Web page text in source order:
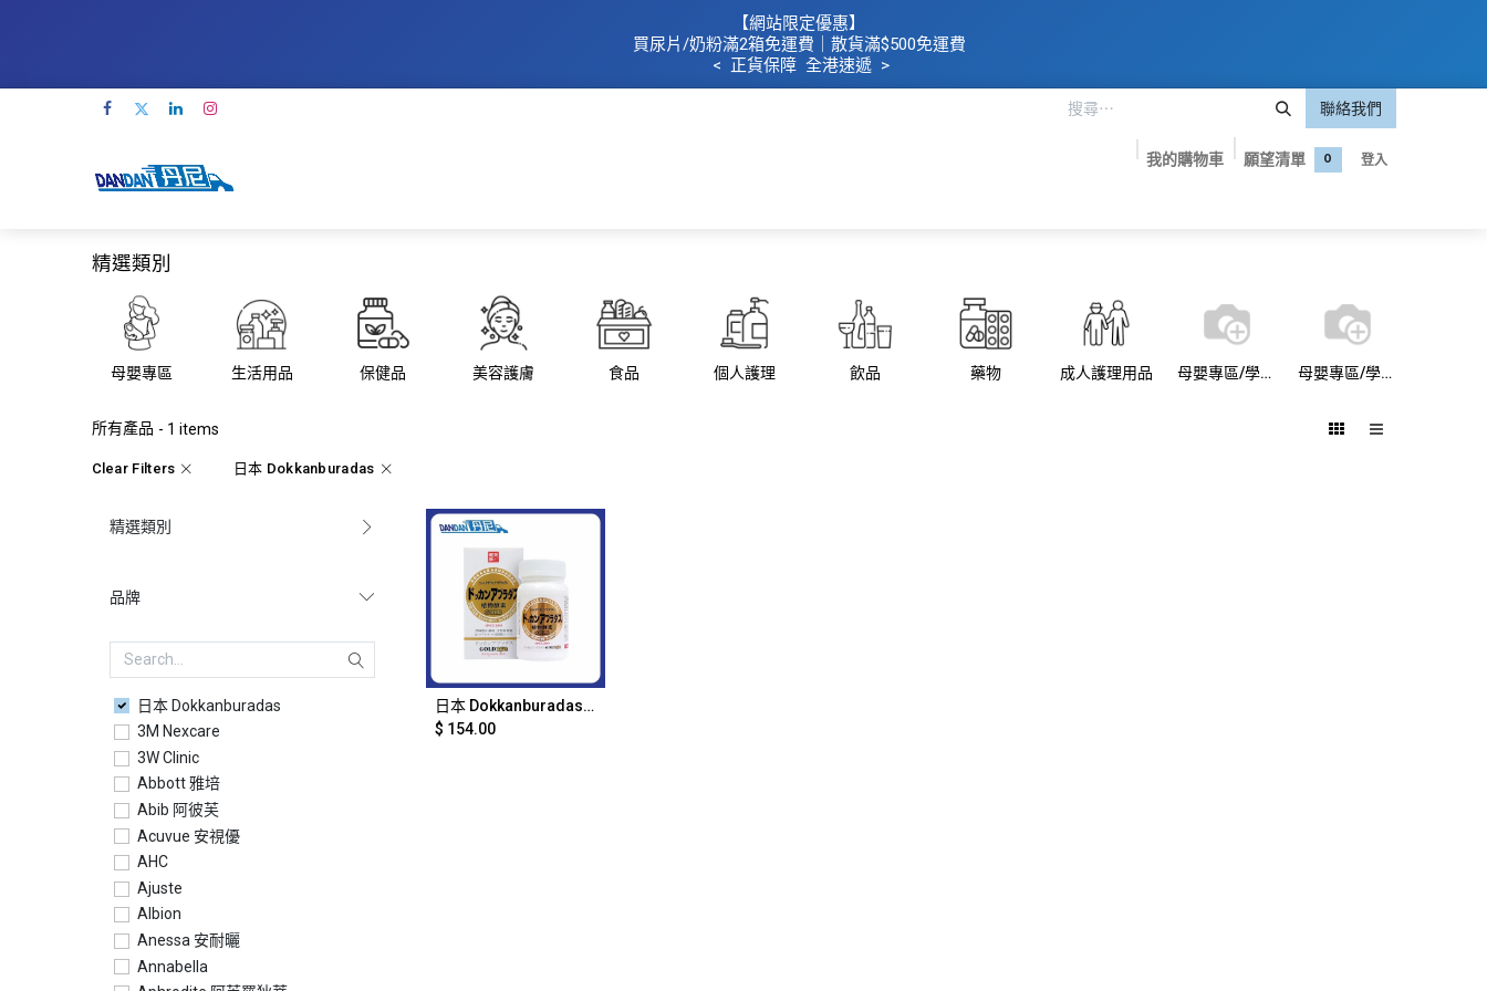
【網站限定優惠】
買尿片/奶粉滿2箱免運費｜散​貨滿$500免運費
< 正貨保障 全港速遞 >
聯絡我們
我的購物車 0
願望清單 登入
精選類別
母嬰專區 生活用品 保健品 美容護膚 食品 個人護理 飲品 藥物 成人護理用品 母嬰專區/學習褲 母嬰專區/學習褲/Pampers
所有產品 - 1 items
Clear Filters 日本 Dokkanburadas
精選類別
品牌
日本 Dokkanburadas
3M Nexcare
3W Clinic
Abbott 雅培
Abib 阿彼芙
Acuvue 安視優
AHC
Ajuste
Albion
Anessa 安耐曬
Annabella
Add to Cart
日本 Dokkanburadas｜植物酵素 金裝版｜150粒｜4420
$ 154.00